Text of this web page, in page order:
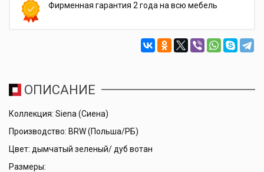
Фирменная гарантия 2 года на всю мебель
ОПИСАНИЕ
Коллекция: Siena (Сиена)
Производство: BRW (Польша/РБ)
Цвет: дымчатый зеленый/ дуб вотан
Размеры: